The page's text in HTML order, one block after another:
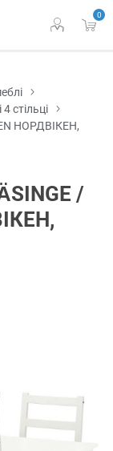
0
4 стільці
НОРДВІКЕН,
/